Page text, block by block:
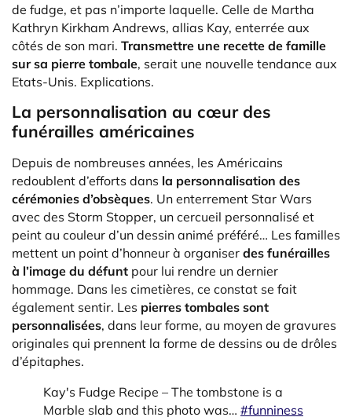
de fudge, et pas n’importe laquelle. Celle de Martha
Kathryn Kirkham Andrews, allias Kay, enterrée aux
côtés de son mari. Transmettre une recette de famille
sur sa pierre tombale, serait une nouvelle tendance aux
Etats-Unis. Explications.
La personnalisation au cœur des
funérailles américaines
Depuis de nombreuses années, les Américains
redoublent d’efforts dans la personnalisation des
cérémonies d’obsèques. Un enterrement Star Wars
avec des Storm Stopper, un cercueil personnalisé et
peint au couleur d’un dessin animé préféré… Les familles
mettent un point d’honneur à organiser des funérailles
à l’image du défunt pour lui rendre un dernier
hommage. Dans les cimetières, ce constat se fait
également sentir. Les pierres tombales sont
personnalisées, dans leur forme, au moyen de gravures
originales qui prennent la forme de dessins ou de drôles
d’épitaphes.
Kay's Fudge Recipe – The tombstone is a
Marble slab and this photo was… #funniness